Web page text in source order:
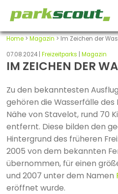
Home> Magazin > Im Zeichen der
07.08.2024 | Freizeitparks Magazin
IM ZEICHEN DER
Zu den bekanntesten
gehören die Wasserfälle
Nähe von Stavelot, rund 70
entfernt. Diese bilden den
Hintergrund des früheren
2005 von dem bekannten
übernommen, für einen
und 2007 unter dem Namen
eröffnet wurde.